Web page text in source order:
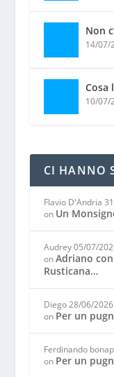
Non
14/07/
Cosa
10/07/
CI HANNO
Flavio D'Andria
on Un
Audrey 05/07/
onAdriano
Rusticana…
Diego 28/06/2026
on Per un
Ferdinando
on Per un